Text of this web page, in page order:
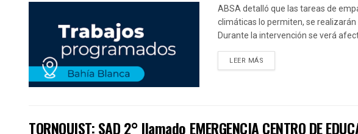
ABSA detalló que las tareas de
climáticas lo permiten, se
Durante la intervención se verá
LEER MÁS
TORNQUIST: SAD 2° llamado EMERGENCIA CENTRO DE